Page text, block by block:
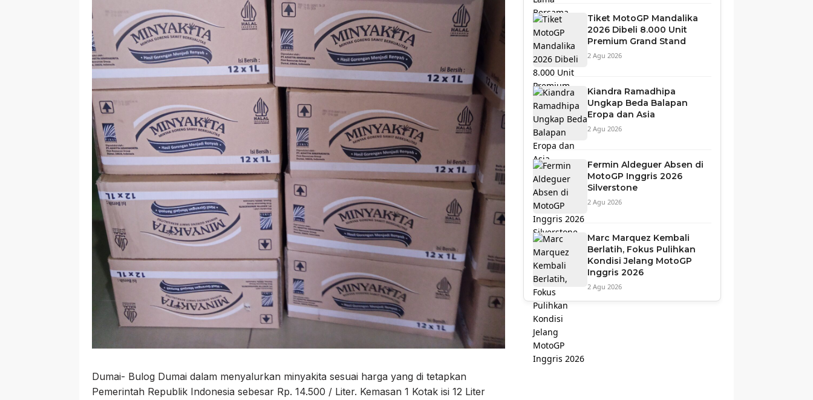
Dumai- Bulog Dumai dalam menyalurkan minyakita sesuai harga yang di tetapkan
Pemerintah Republik Indonesia sebesar Rp. 14.500 / Liter. Kemasan 1 Kotak isi 12 Liter
Tiket MotoGP Mandalika
2026 Dibeli 8.000 Unit
Premium Grand Stand
2 Agu 2026
Kiandra Ramadhipa
Ungkap Beda Balapan
Eropa dan Asia
2 Agu 2026
Fermin Aldeguer Absen di
MotoGP Inggris 2026
Silverstone
2 Agu 2026
Marc Marquez Kembali
Berlatih, Fokus Pulihkan
Kondisi Jelang MotoGP
Inggris 2026
2 Agu 2026